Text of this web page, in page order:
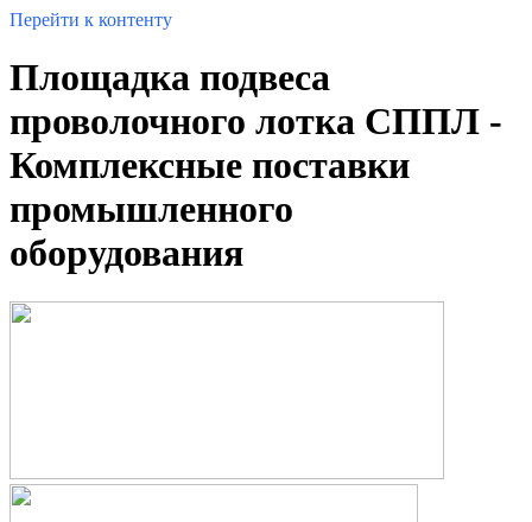
Перейти к контенту
Площадка подвеса
проволочного лотка СППЛ -
Комплексные поставки
промышленного
оборудования